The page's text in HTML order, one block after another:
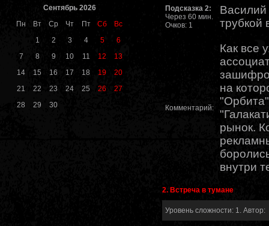
Сентябрь 2026
Пн
Вт Ср Чт Пт Сб
Вс
1
2 3 4 5
6
7
8 9 10 11 12
13
14
15 16 17 18 19
20
21
22 23 24 25 26
27
28
29 30
Подсказка 2:
Через 60 мин.
Очков: 1
Василий
трубкой
Комментарий:
Как все
на
рынок.
внутри
2. Встреча в тумане
Уровень сложности: 1. Автор: